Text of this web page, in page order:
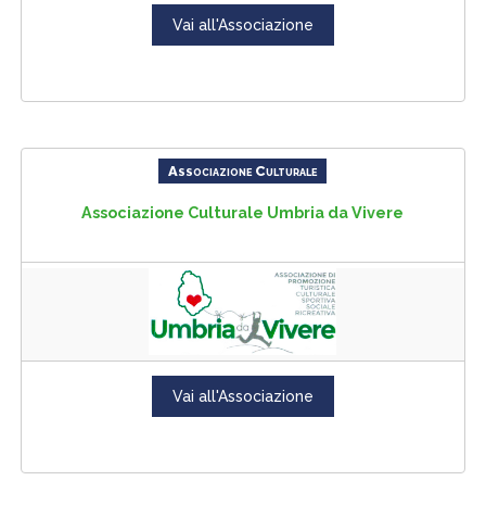
Vai all'Associazione
Associazione Culturale
Associazione Culturale Umbria da Vivere
Vai all'Associazione